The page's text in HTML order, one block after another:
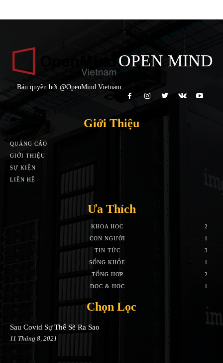
OPEN MIND
Bản quyền bởi @OpenMind Vietnam.
Giới Thiệu
QUẢNG CÁO
GIỚI THIỆU
SỰ KIỆN
LIÊN HỆ
Ưa Thích
KHOA HỌC
2
CON NGƯỜI
1
TIN TỨC
3
SỐNG KHỎE
1
TỔNG HỢP
2
ĐỌC & HỌC
1
Chọn Lọc
Sau Covid Sự Thể Sẽ Ra Sao
11 Tháng 8, 2021